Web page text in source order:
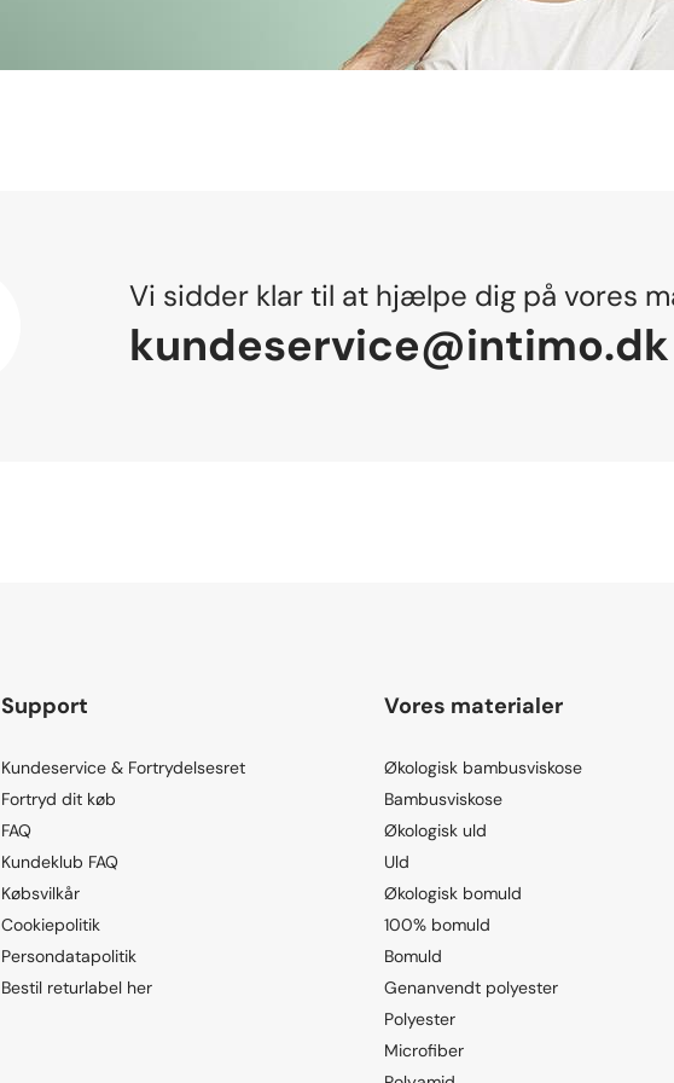
Vi sidder klar til at hjælpe dig på vores
kundeservice@intimo.dk
Support
Kundeservice & Fortrydelsesret
Fortryd dit køb
FAQ
Kundeklub FAQ
Købsvilkår
Cookiepolitik
Persondatapolitik
Bestil returlabel her
Vores materialer
Økologisk bambusviskose
Bambusviskose
Økologisk uld
Uld
Økologisk bomuld
100% bomuld
Bomuld
Genanvendt polyester
Polyester
Microfiber